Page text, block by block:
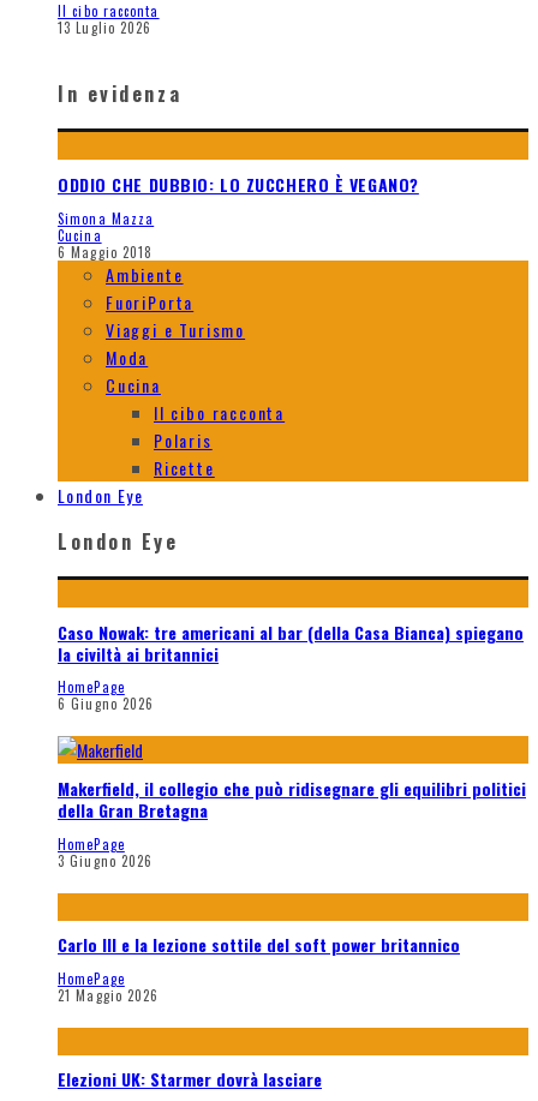
Il cibo racconta
13 Luglio 2026
In evidenza
ODDIO CHE DUBBIO: LO ZUCCHERO È VEGANO?
Simona Mazza
Cucina
6 Maggio 2018
Ambiente
FuoriPorta
Viaggi e Turismo
Moda
Cucina
Il cibo racconta
Polaris
Ricette
London Eye
London Eye
Caso Nowak: tre americani al bar (della Casa Bianca) spiegano
la civiltà ai britannici
HomePage
6 Giugno 2026
Makerfield, il collegio che può ridisegnare gli equilibri politici
della Gran Bretagna
HomePage
3 Giugno 2026
Carlo III e la lezione sottile del soft power britannico
HomePage
21 Maggio 2026
Elezioni UK: Starmer dovrà lasciare